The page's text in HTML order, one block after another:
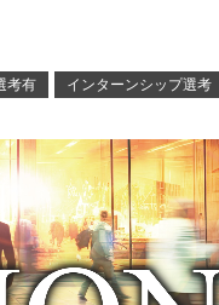
考有 インターンシップ選考